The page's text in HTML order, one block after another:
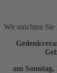
Wir möchten Sie
am Sonntag,